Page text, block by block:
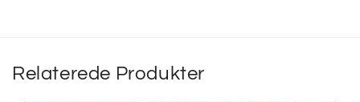
Relaterede Produkter